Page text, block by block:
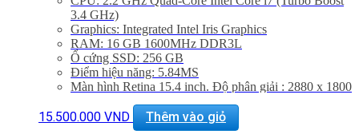
3.4 GHz)
Graphics: Integrated Intel Iris Graphics
RAM: 16 GB 1600MHz DDR3L
Ổ cứng SSD: 256 GB
Điểm hiệu năng: 5.84MS
Màn hình Retina 15.4 inch. Độ phân giải : 2880 x 1800
Cổng Mạng : 802.11ac Wi-Fi, Bluetooth 4.0
Khe Cắm : Thunderbolt 2, USB 3.0, HDMI
Thiết bị nghe nhìn : FaceTime HD Camera, Dual Mics
15.500.000 VND Thêm vào giỏ